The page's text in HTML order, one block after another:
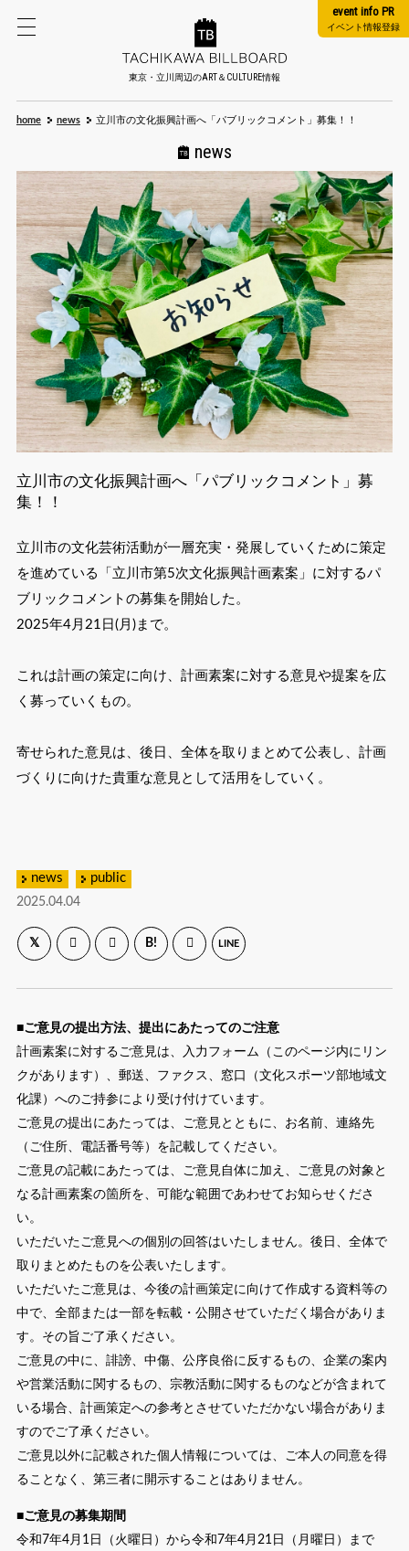
東京・立川周辺のART＆CULTURE情報
event info PR
イベント情報登録
home news 立川市の文化振興計画へ「パブリックコメント」募集！！
news
立川市の文化振興計画へ「パブリックコメント」募
集！！
立川市の文化芸術活動が一層充実・発展していくために策定
を進めている「立川市第5次文化振興計画素案」に対するパ
ブリックコメントの募集を開始した。
2025年4月21日(月)まで。
これは計画の策定に向け、計画素案に対する意見や提案を広
く募っていくもの。
寄せられた意見は、後日、全体を取りまとめて公表し、計画
づくりに向けた貴重な意見として活用をしていく。
news public
2025.04.04
B! LINE
■ご意見の提出方法、提出にあたってのご注意
計画素案に対するご意見は、入力フォーム（このページ内にリン
クがあります）、郵送、ファクス、窓口（文化スポーツ部地域文
化課）へのご持参により受け付けています。
ご意見の提出にあたっては、ご意見とともに、お名前、連絡先
（ご住所、電話番号等）を記載してください。
ご意見の記載にあたっては、ご意見自体に加え、ご意見の対象と
なる計画素案の箇所を、可能な範囲であわせてお知らせくださ
い。
いただいたご意見への個別の回答はいたしません。後日、全体で
取りまとめたものを公表いたします。
いただいたご意見は、今後の計画策定に向けて作成する資料等の
中で、全部または一部を転載・公開させていただく場合がありま
す。その旨ご了承ください。
ご意見の中に、誹謗、中傷、公序良俗に反するもの、企業の案内
や営業活動に関するもの、宗教活動に関するものなどが含まれて
いる場合、計画策定への参考とさせていただかない場合がありま
すのでご了承ください。
ご意見以外に記載された個人情報については、ご本人の同意を得
ることなく、第三者に開示することはありません。
■ご意見の募集期間
令和7年4月1日（火曜日）から令和7年4月21日（月曜日）まで